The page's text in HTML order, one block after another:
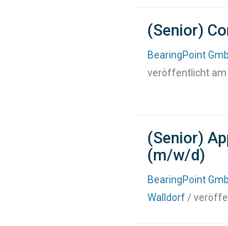
(Senior)
BearingPoint
veröffentlicht am
(Senior)
(m/w/d)
BearingPoint
Walldorf/